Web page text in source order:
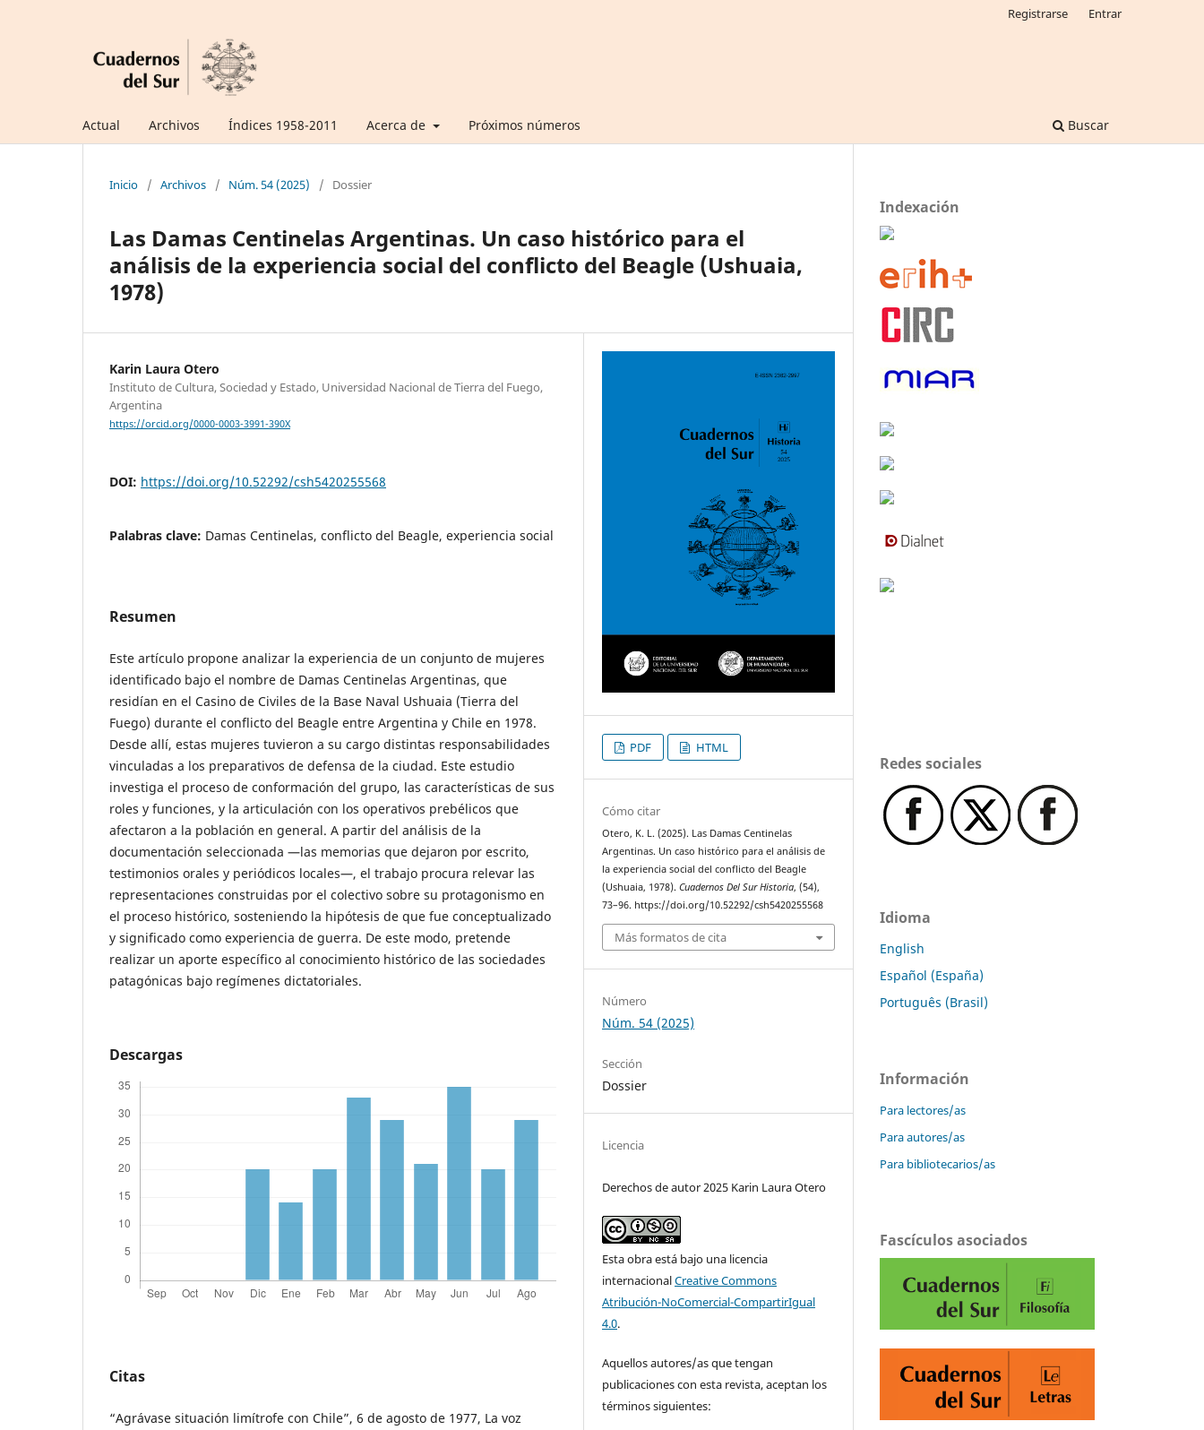
Actual Archivos Índices 1958-2011 Acerca de Próximos números Buscar
Registrarse Entrar
Inicio / Archivos / Núm. 54 (2025) / Dossier
Las Damas Centinelas Argentinas. Un caso histórico para el
análisis de la experiencia social del conflicto del Beagle (Ushuaia,
1978)
Karin Laura Otero
Instituto de Cultura, Sociedad y Estado, Universidad Nacional de Tierra del Fuego,
Argentina
https://orcid.org/0000-0003-3991-390X
DOI: https://doi.org/10.52292/csh5420255568
Palabras clave: Damas Centinelas, conflicto del Beagle, experiencia social
Resumen
Este artículo propone analizar la experiencia de un conjunto de mujeres
identificado bajo el nombre de Damas Centinelas Argentinas, que
residían en el Casino de Civiles de la Base Naval Ushuaia (Tierra del
Fuego) durante el conflicto del Beagle entre Argentina y Chile en 1978.
Desde allí, estas mujeres tuvieron a su cargo distintas responsabilidades
vinculadas a los preparativos de defensa de la ciudad. Este estudio
investiga el proceso de conformación del grupo, las características de sus
roles y funciones, y la articulación con los operativos prebélicos que
afectaron a la población en general. A partir del análisis de la
documentación seleccionada —las memorias que dejaron por escrito,
testimonios orales y periódicos locales—, el trabajo procura relevar las
representaciones construidas por el colectivo sobre su protagonismo en
el proceso histórico, sosteniendo la hipótesis de que fue conceptualizado
y significado como experiencia de guerra. De este modo, pretende
realizar un aporte específico al conocimiento histórico de las sociedades
patagónicas bajo regímenes dictatoriales.
Descargas
Citas
“Agrávase situación limítrofe con Chile”, 6 de agosto de 1977, La voz
PDF HTML
Cómo citar
Otero, K. L. (2025). Las Damas Centinelas
Argentinas. Un caso histórico para el análisis de
la experiencia social del conflicto del Beagle
(Ushuaia, 1978).Cuadernos Del Sur Historia, (54),
73–96. https://doi.org/10.52292/csh5420255568
Más formatos de cita
Número
Núm. 54 (2025)
Sección
Dossier
Licencia
Derechos de autor 2025 Karin Laura Otero
Esta obra está bajo una licencia
internacionalCreative Commons
Atribución-NoComercial-CompartirIgual
4.0.
Aquellos autores/as que tengan
publicaciones con esta revista, aceptan los
términos siguientes:
Indexación
Redes sociales
Idioma
English
Español (España)
Português (Brasil)
Información
Para lectores/as
Para autores/as
Para bibliotecarios/as
Fascículos asociados